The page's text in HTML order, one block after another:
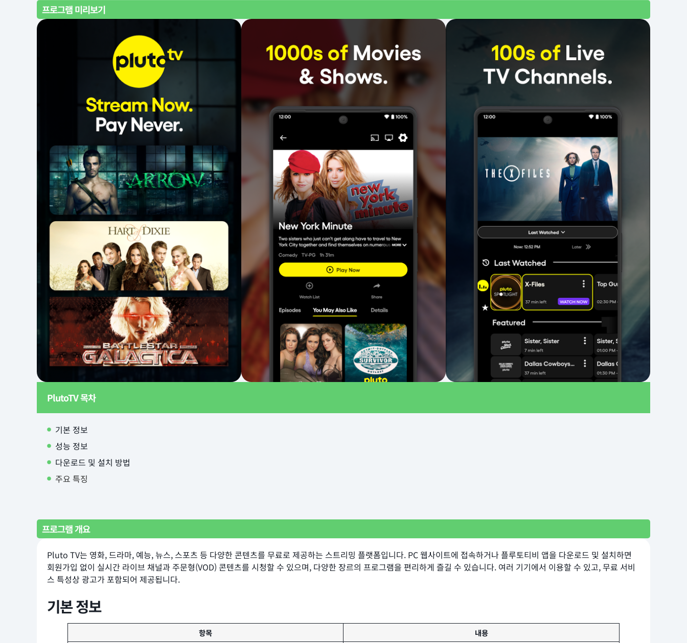
프로그램 미리보기
PlutoTV 목차
기본 정보
성능 정보
다운로드 및 설치 방법
주요 특징
프로그램 개요
Pluto TV는 영화, 드라마, 예능, 뉴스, 스포츠 등 다양한 콘텐츠를 무료로 제공하는 스트리밍 플랫폼입니다. PC 웹사이트에 접속하거나 플루토티비 앱을 다운로드 및 설치하면
회원가입 없이 실시간 라이브 채널과 주문형(VOD) 콘텐츠를 시청할 수 있으며, 다양한 장르의 프로그램을 편리하게 즐길 수 있습니다. 여러 기기에서 이용할 수 있고, 무료 서비
스 특성상 광고가 포함되어 제공됩니다.
기본 정보
항목
내용